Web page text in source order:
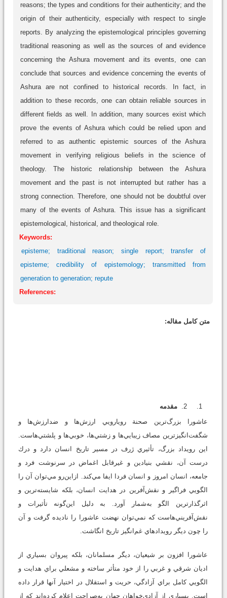
reasons; the types and conditions for their authenticity; and the
origin of their authenticity, especially with respect to single
reports. By analyzing the epistemological principles governing
traditional reasoning as well as the sources of and evidence
concerning the Ashura movement and its events, one can
conclude that sources and evidence concerning the events of
Ashura are not confined to historical records. In fact, in
addition to these records, one can obtain reliable sources in
different fields as well. In addition, many sources exist which
prove the events of Ashura which could be relied upon and
referred to as authentic epistemic sources of the Ashura
movement in verifying religious beliefs in the science of
theology. The historic relationship between the Ashura
movement and the past is not interrupted but rather has a
strong connection. Therefore, one should not be doubtful over
many of the events of Ashura. This issue has a significant
epistemological, historical, and theological role.
Keywords:
episteme; traditional reason; single report; transfer of
episteme; credibility of epistemology; transmitted from
generation to generation; repute
References:
متن کامل مقاله:
مقدمه
عاشورا بزرگ‌ترين صحنة رويارويي ارزش‌ها و ضدارزش‌ها و
شگفت‌انگيزترين مصاف زيبايي‌ها و زشتي‌ها، خوبي‌ها و پلشتي‌هاست.
اين رويداد بزرگ، تأثيري ژرف در مسير تاريخ انسان دارد و درك
درست آن، نقشي بنيادين و غيرقابل اغماض در سرنوشت فرد و
جامعه، انسان امروز و انسان فردا ايفا مي‌كند. از‌اين‌رو مي‌توان آن را
الگويي فراگير و نقش‌آفرين در هدايت انسان، بلكه شايسته‌ترين و
اثرگذارترين الگو به‌شمار آورد. به دليل اين‌گونه تأثيرات و
نقش‌آفريني‌هاست كه نمي‌توان نهضت عاشورا را ناديده گرفت و آن
را چون ديگر رويدادهاي غم‌انگيز تاريخ انگاشت.
عاشورا افزون بر شيعيان، ديگر مسلمانان، بلكه پيروان بسياري از
اديان شرقي و غربي را از خود متأثر ساخته و مشعلي براي هدايت و
الگويي كامل براي آزادگي، حريت و استقلال در اختيار آنها قرار داده
است. بسياري از آزادي‌خواهان جهان به‌صراحت اعلام كرده‌اند كه از